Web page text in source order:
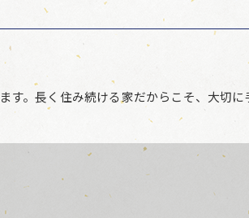
す。長く住み続ける家だからこそ、大切に